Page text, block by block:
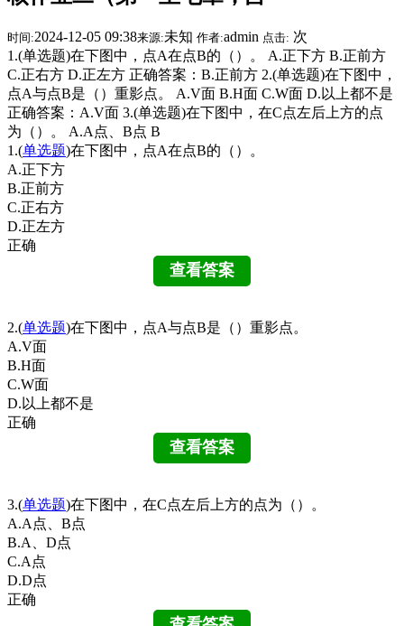
时间:2024-12-05 09:38来源:未知 作者:admin 点击: 次
1.(单选题)在下图中，点A在点B的（）。 A.正下方 B.正前方
C.正右方 D.正左方 正确答案：B.正前方 2.(单选题)在下图中，
点A与点B是（）重影点。 A.V面 B.H面 C.W面 D.以上都不是
正确答案：A.V面 3.(单选题)在下图中，在C点左后上方的点
为（）。 A.A点、B点 B
1.(单选题)在下图中，点A在点B的（）。
A.正下方
B.正前方
C.正右方
D.正左方
正确
2.(单选题)在下图中，点A与点B是（）重影点。
A.V面
B.H面
C.W面
D.以上都不是
正确
3.(单选题)在下图中，在C点左后上方的点为（）。
A.A点、B点
B.A、D点
C.A点
D.D点
正确